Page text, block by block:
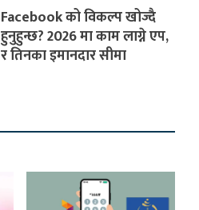
Facebook को विकल्प खोज्दै
हुनुहुन्छ? 2026 मा काम लाग्ने एप,
र तिनका इमानदार सीमा